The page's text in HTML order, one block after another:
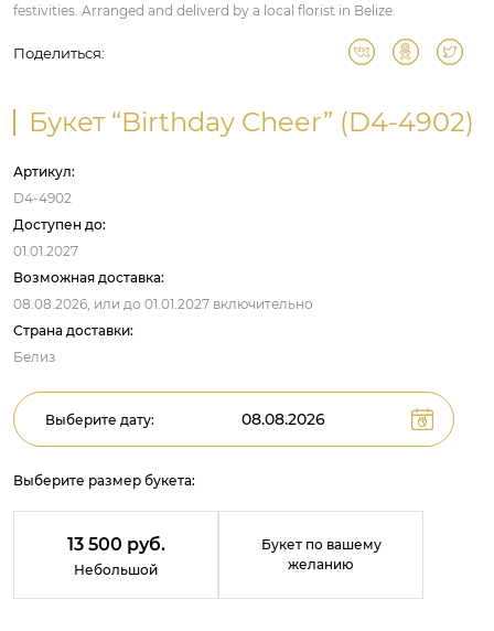
festivities. Arranged and deliverd by a local florist in Belize.
Поделиться:
Букет “Birthday Cheer” (D4-4902)
Артикул:
D4-4902
Доступен до:
01.01.2027
Возможная доставка:
08.08.2026, или до 01.01.2027 включительно
Страна доставки:
Белиз
Выберите дату:
Выберите размер букета:
13 500 руб.
Небольшой
Букет по вашему
желанию